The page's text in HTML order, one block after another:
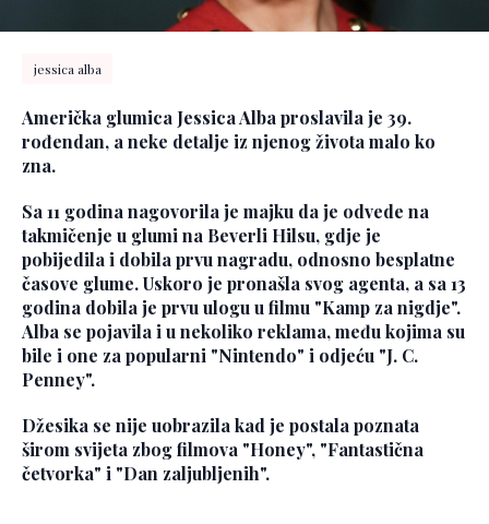
jessica alba
Američka glumica Jessica Alba proslavila je 39.
rođendan, a neke detalje iz njenog života malo ko
zna.
Sa 11 godina nagovorila je majku da je odvede na
takmičenje u glumi na Beverli Hilsu, gdje je
pobijedila i dobila prvu nagradu, odnosno besplatne
časove glume. Uskoro je pronašla svog agenta, a sa 13
godina dobila je prvu ulogu u filmu "Kamp za nigdje".
Alba se pojavila i u nekoliko reklama, među kojima su
bile i one za popularni "Nintendo" i odjeću "J. C.
Penney".
Džesika se nije uobrazila kad je postala poznata
širom svijeta zbog filmova "Honey", "Fantastična
četvorka" i "Dan zaljubljenih".